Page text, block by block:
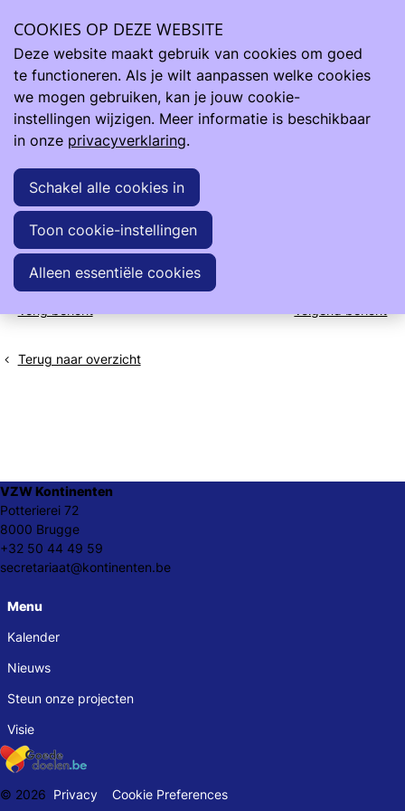
2026 maart - Nieuwsbrief
Maaike Bruynooghe
23 maart 2026
Bijlage(n)
2026 03 Kudimba Nieuwsbrief .pdf
Vorig bericht
Simal
Belgium
Volgend bericht
Simal
Terug naar overzicht
VZW Kontinenten
Potterierei 72
8000 Brugge
+32 50 44 49 59
secretariaat@kontinenten.be
Menu
Kalender
Nieuws
Steun onze projecten
Visie
© 2026 Privacy Cookie Preferences
COOKIES OP DEZE WEBSITE
Deze website maakt gebruik van cookies om goed
te functioneren. Als je wilt aanpassen welke cookies
we mogen gebruiken, kan je jouw cookie-
instellingen wijzigen. Meer informatie is beschikbaar
in onze privacyverklaring.
Schakel alle cookies in
Toon cookie-instellingen
Alleen essentiële cookies